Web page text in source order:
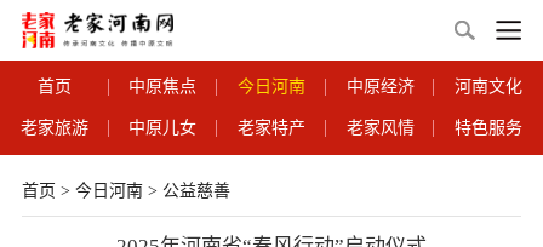
首页 中原焦点 今日河南 中原经济 河南文化
老家旅游 中原儿女 老家特产 老家风情 特色服务
首页 > 今日河南> 公益慈善